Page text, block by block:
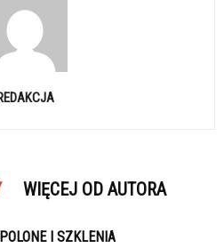
WIĘCEJ OD AUTORA
I SZKLENIA